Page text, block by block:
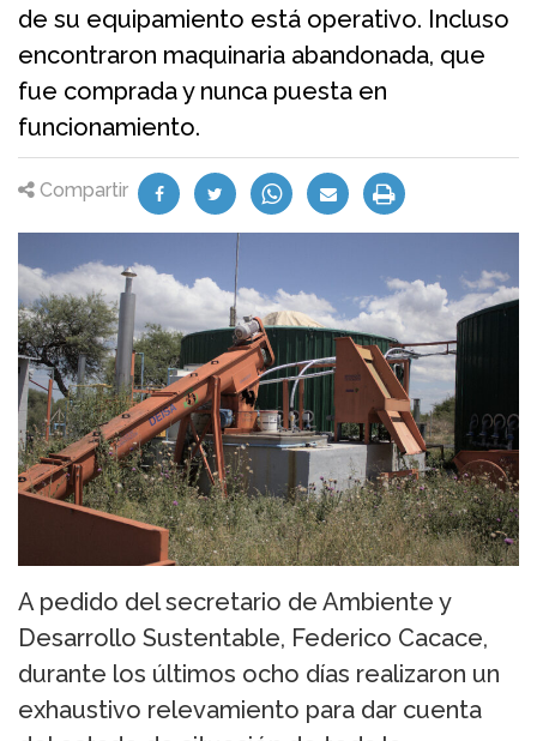
de su equipamiento está operativo. Incluso
encontraron maquinaria abandonada, que
fue comprada y nunca puesta en
funcionamiento.
Compartir
A pedido del secretario de Ambiente y
Desarrollo Sustentable, Federico Cacace,
durante los últimos ocho días realizaron un
exhaustivo relevamiento para dar cuenta